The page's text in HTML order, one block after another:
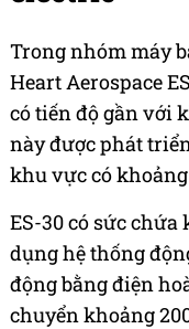
Trong nhóm máy
Heart Aerospace
có tiến độ gần với
này được phát
khu vực có
ES-30 có sức
dụng hệ thống
động bằng điện
chuyển khoảng